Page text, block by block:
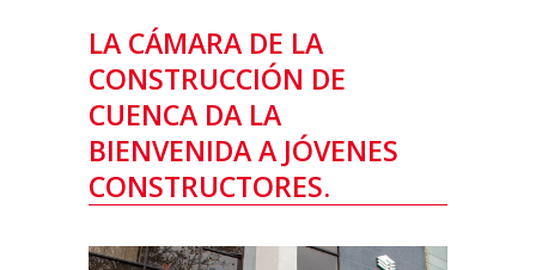
LA CÁMARA DE LA
CONSTRUCCIÓN DE
CUENCA DA LA
BIENVENIDA A JÓVENES
CONSTRUCTORES.